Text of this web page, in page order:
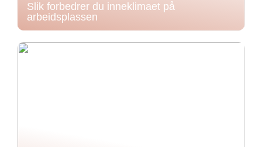
Slik forbedrer du inneklimaet på
arbeidsplassen